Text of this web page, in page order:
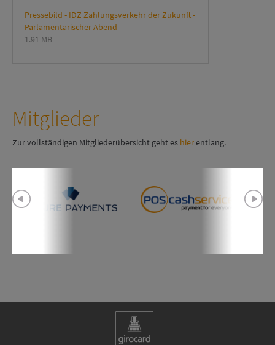
Pressebild - IDZ Zahlungsverkehr der Zukunft -
Parlamentarischer Abend
1.91 MB
Mitglieder
Zur vollständigen Mitgliederübersicht geht es hierentlang.